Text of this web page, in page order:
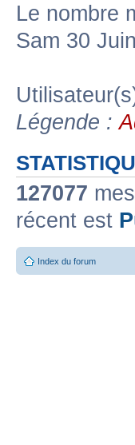
Le nombre
Sam 30
Légende :
127077
récent est
Index du forum